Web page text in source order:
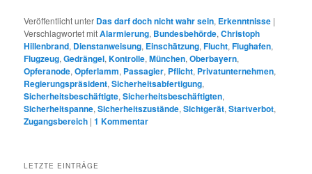
Veröffentlicht unter Das darf doch nicht wahr sein, Erkenntnisse |
Verschlagwortet mitAlarmierung, Bundesbehörde,Christoph
Hillenbrand, Dienstanweisung, Einschätzung,Flucht,Flughafen,
Flugzeug,Gedrängel,Kontrolle,München,Oberbayern,
Opferanode,Opferlamm, Passagier, Pflicht, Privatunternehmen,
Regierungspräsident,Sicherheitsabfertigung,
Sicherheitsbeschäftigte,Sicherheitsbeschäftigten,
Sicherheitspanne,Sicherheitszustände,Sichtgerät,Startverbot,
Zugangsbereich |1 Kommentar
LETZTE EINTRÄGE